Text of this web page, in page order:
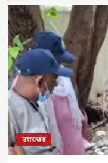
उत्तराखंड